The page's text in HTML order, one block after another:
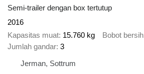
Semi-trailer dengan box tertutup
2016
Kapasitas muat 15.760 kg Bobot bersih
Jumlah gandar 3
Jerman, Sottrum